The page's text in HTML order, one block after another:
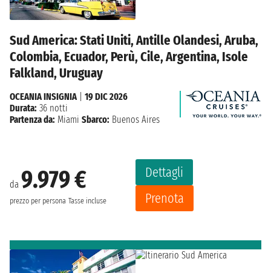
Sud America: Stati Uniti, Antille Olandesi, Aruba,
Colombia, Ecuador, Perù, Cile, Argentina, Isole
Falkland, Uruguay
da 9.979 €
prezzo per persona Tasse incluse
Dettagli
Prenota
OCEANIA INSIGNIA| 19 DIC 2026
Durata: 36 notti
Partenza da: Miami Sbarco: Buenos Aires